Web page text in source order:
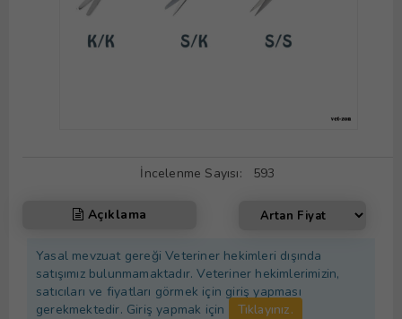
İncelenme Sayısı: 593
Açıklama
Yasal mevzuat gereği Veteriner hekimleri dışında
satışımız bulunmamaktadır. Veteriner hekimlerimizin,
satıcıları ve fiyatları görmek için giriş yapması
gerekmektedir. Giriş yapmak için
Tıklayınız.